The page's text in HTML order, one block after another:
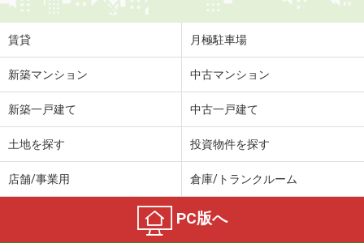
賃貸 月極駐車場
新築マンション 中古マンション
新築一戸建て 中古一戸建て
土地を探す 投資物件を探す
店舗/事業用 倉庫/トランクルーム
PC版へ